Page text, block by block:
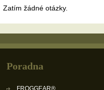
Zatím žádné otázky.
Poradna
FROGGEAR®